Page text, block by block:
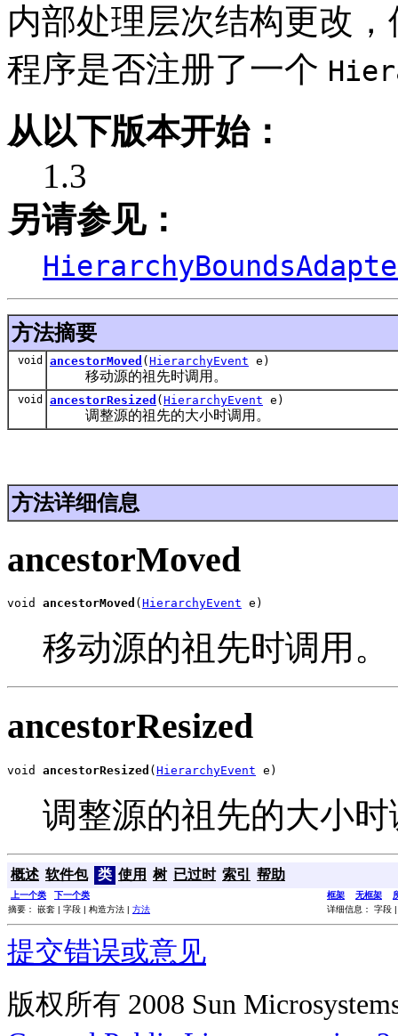
内部处理层次结构更改
程序是否注册了一个
从以下版本开始：
1.3
另请参见：
方法摘要
void ancestorMoved ( HierarchyEvent e)
移动源的祖先时调用。
void ancestorResized ( HierarchyEvent e)
调整源的祖先的大小时调用。
方法详细信息
ancestorMoved
void ancestorMoved ( HierarchyEvent e)
移动源的祖先时调用。
ancestorResized
void ancestorResized (HierarchyEvent e)
调整源的祖先的大小
概述 软件包 类 使用 树 已过时 索引 帮助
上一个类 下一个类 框架 无框架
摘要： 嵌套 | 字段 | 构造方法 | 方法 详细信息： 字段
提交错误或意见
版权所有 2008 Sun